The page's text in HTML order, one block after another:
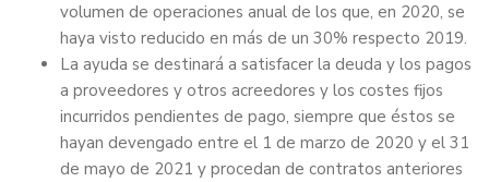
volumen de operaciones anual de los que, en 2020, se
haya visto reducido en más de un 30% respecto 2019.
La ayuda se destinará a satisfacer la deuda y los pagos
a proveedores y otros acreedores y los costes fijos
incurridos pendientes de pago, siempre que éstos se
hayan devengado entre el 1 de marzo de 2020 y el 31
de mayo de 2021 y procedan de contratos anteriores